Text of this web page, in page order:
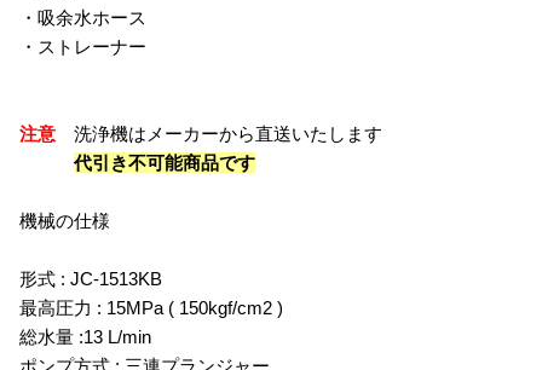
・吸余水ホース
・ストレーナー
注意 洗浄機はメーカーから直送いたします
代引き不可能商品です
機械の仕様
形式 : JC-1513KB
最高圧力 : 15MPa ( 150kgf/cm2 )
総水量 :13 L/min
ポンプ方式 : 三連プランジャー